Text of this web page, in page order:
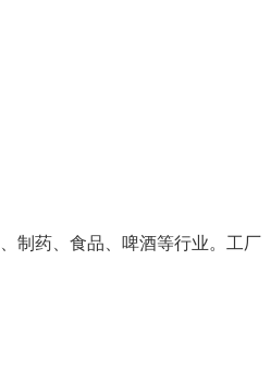
制药、食品、啤酒等行业。工厂